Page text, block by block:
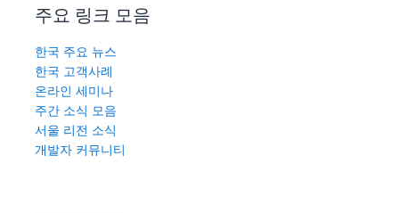
주요 링크 모음
한국 주요 뉴스
한국 고객사례
온라인 세미나
주간 소식 모음
서울 리전 소식
개발자 커뮤니티